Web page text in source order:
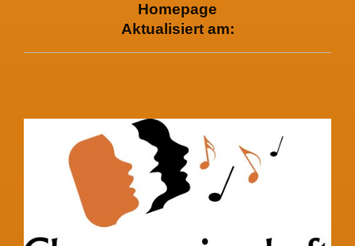
Homepage
Aktualisiert am: